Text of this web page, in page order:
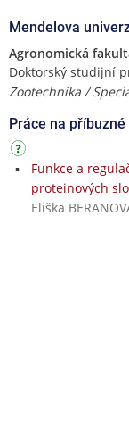
Mendelova
Agronomická
Doktorský studijní
Zootechnika /
Práce na příbuzné
Funkce a
proteinových
Eliška